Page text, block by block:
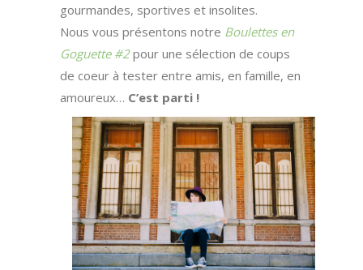
gourmandes, sportives et insolites.
Nous vous présentons notre Boulettes en
Goguette #2pour une sélection de coups
de coeur à tester entre amis, en famille, en
amoureux… C’est parti !